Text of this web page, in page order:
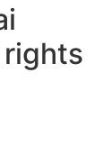
rights